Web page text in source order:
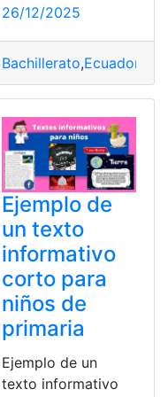
Instituciones educativas
26/12/2025
Bachillerato,Ecuador
Ejemplo de
un texto
informativo
corto para
niños de
primaria
Ejemplo de un
texto informativo